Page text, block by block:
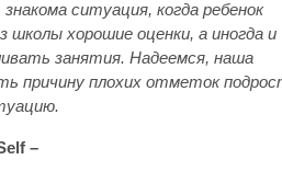
ситуация, когда ребенок
хорошие оценки, а иногда и
занятия. Надеемся, наша
причину плохих отметок
–